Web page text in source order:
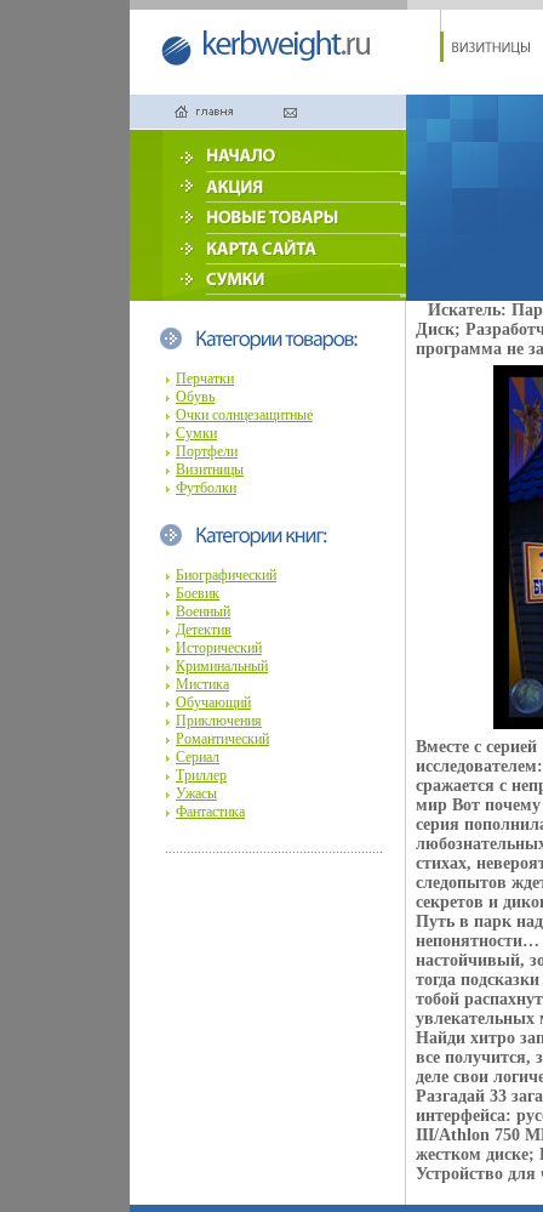
Перчатки
Обувь
Очки солнцезащитные
Сумки
Портфели
Визитницы
Футболки
Искатель:
Диск;
программа не
Вместе с
сражается с
мир Вот почему
серия
стихах,
следопытов
секретов и
Путь в парк
непонятности…
настойчивый,
тогда
тобой
увлекательных
Найди хитро
все получится,
деле свои
Разгадай 33
интерфейса:
III/Athlon 750
жестком диске;
Устройство
Биографический
Боевик
Военный
Детектив
Исторический
Криминальный
Мистика
Обучающий
Приключения
Романтический
Сериал
Триллер
Ужасы
Фантастика